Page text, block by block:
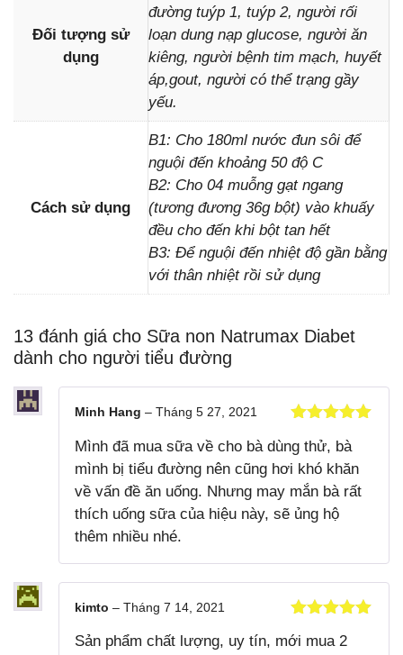
Đối tượng sử
dụng
đường tuýp 1, tuýp 2, người rối
loạn dung nạp glucose, người ăn
kiêng, người bệnh tim mạch, huyết
áp,gout, người có thể trạng gầy
yếu.
Cách sử dụng
B1: Cho 180ml nước đun sôi để
nguội đến khoảng 50 độ C
B2: Cho 04 muỗng gạt ngang
(tương đương 36g bột) vào khuấy
đều cho đến khi bột tan hết
B3: Để nguội đến nhiệt độ gần bằng
với thân nhiệt rồi sử dụng
13 đánh giá cho Sữa non Natrumax Diabet
dành cho người tiểu đường
hạng 55
sao
Minh Hang – Tháng 5 27, 2021
Mình đã mua sữa về cho bà dùng thử, bà
mình bị tiểu đường nên cũng hơi khó khăn
về vấn đề ăn uống. Nhưng may mắn bà rất
thích uống sữa của hiệu này, sẽ ủng hộ
thêm nhiều nhé.
hạng5 5
kimto – Tháng 7 14, 2021
Sản phẩm chất lượng, uy tín, mới mua 2